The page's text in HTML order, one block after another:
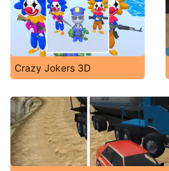
Crazy Jokers 3D